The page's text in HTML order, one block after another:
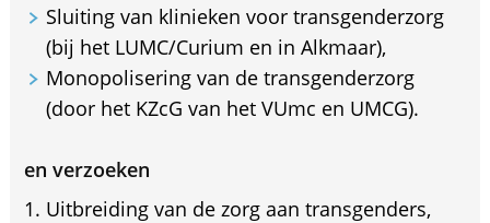
Sluiting van klinieken voor transgenderzorg
(bij het LUMC/Curium en in Alkmaar),
Monopolisering van de transgenderzorg
(door het KZcG van het VUmc en UMCG).
en verzoeken
Uitbreiding van de zorg aan transgenders,